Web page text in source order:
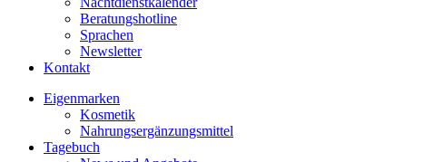
Beratungshotline
Sprachen
Newsletter
Kontakt
Eigenmarken
Kosmetik
Nahrungsergänzungsmittel
Tagebuch